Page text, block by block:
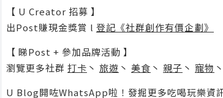
【 U Creator 招募 】
出Post賺現金獎賞 l 登記《社群創作有價企劃》
【 睇Post + 參加品牌活動 】
瀏覽更多社群 打卡 丶 旅遊 丶 美食 丶 親子 丶 寵物 丶
U Blog開咗WhatsApp啦！發掘更多吃喝玩樂資